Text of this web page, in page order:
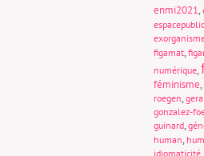
enmi2021,
espacepublic
figamat,
numérique,
féminisme,
roegen,
gonzalez-
guinard,
human,
idiomaticité,